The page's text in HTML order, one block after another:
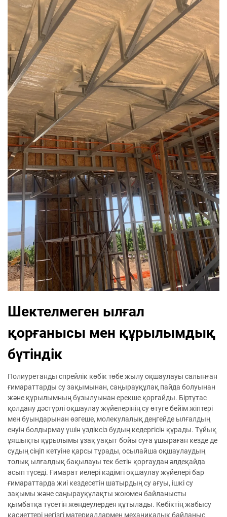
Шектелмеген ылғал
қорғанысы мен құрылымдық
бүтіндік
Полиуретанды спрейлік көбік төбе жылу оқшаулауы салынған
ғимараттарды су зақымынан, саңырауқұлақ пайда болуынан
және құрылымның бұзылуынан ерекше қорғайды. Біртұтас
қолдану дәстүрлі оқшаулау жүйелерінің су өтуге бейім жіптері
мен буындарынан өзгеше, молекулалық деңгейде ылғалдың
енуін болдырмау үшін үздіксіз будың кедергісін құрады. Тұйық
ұяшықты құрылымы ұзақ уақыт бойы суға ұшыраған кезде де
судың сіңіп кетуіне қарсы тұрады, осылайша оқшаулаудың
толық ылғалдық бақылауы тек бетін қорғаудан әлдеқайда
асып түседі. Ғимарат иелері кәдімгі оқшаулау жүйелері бар
ғимараттарда жиі кездесетін шатырдың су ағуы, ішкі су
зақымы және саңырауқұлақты жоюмен байланысты
қымбатқа түсетін жөндеулерден құтылады. Көбіктің жабысу
қасиеттері негізгі материалдармен механикалық байланыс